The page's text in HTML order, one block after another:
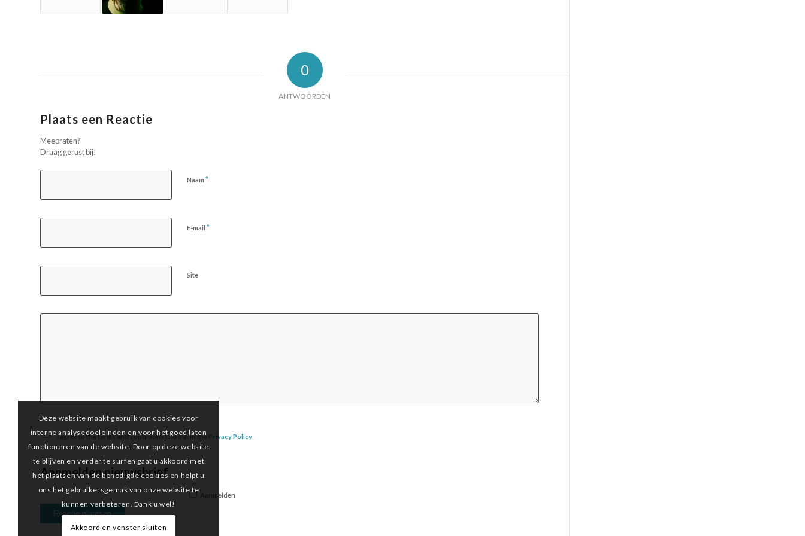
0
ANTWOORDEN
Plaats een Reactie
Meepraten?
Draag gerust bij!
Naam *
E-mail *
Site
I agree to the terms and conditions laid out in the Privacy Policy
Aanmelden nieuwsbrief
Aanmelden
Deze website maakt gebruik van cookies voor
interne analysedoeleinden en voor het goed laten
functioneren van de website. Door op deze website
te blijven en verder te surfen gaat u akkoord met
het plaatsen van de benodigde cookies en helpt u
ons het gebruikersgemak van onze website te
kunnen verbeteren. Dank u wel!
Akkoord en venster sluiten